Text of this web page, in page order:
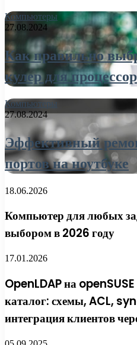
Компьютеры
27.08.2024
Как правильно
кулер для
Компьютеры
27.08.2024
Эффективный
портов на ноутбуке
18.06.2026
Компьютер для любых
выбором в 2026 году
17.01.2026
OpenLDAP на
каталог: схемы, ACL,
интеграция клиентов